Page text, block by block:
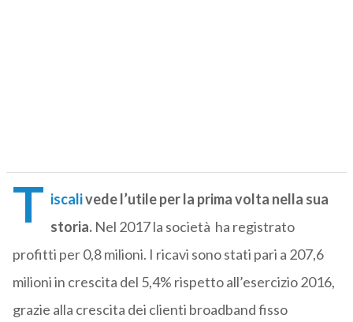
T iscalivede l’utile per la prima volta nella sua
storia.Nel 2017 la società ha registrato
profitti per 0,8 milioni. I ricavi sono stati pari a 207,6
milioni in crescita del 5,4% rispetto all’esercizio 2016,
grazie alla crescita dei clienti broadband fisso